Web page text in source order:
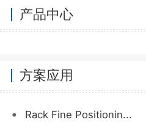
产品中心
方案应用
• Rack Fine Positionin...